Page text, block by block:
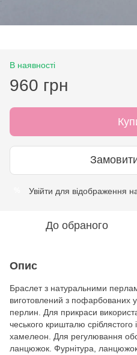
В наявності
960 грн
Увійти для відображення
До обраного
Опис
Браслет з натуральними
виготовлений з пофарбованих
перлин. Для прикраси
чеського кришталю
хамелеон. Для регулювання
ланцюжок. Фурнітура, ланцюжок